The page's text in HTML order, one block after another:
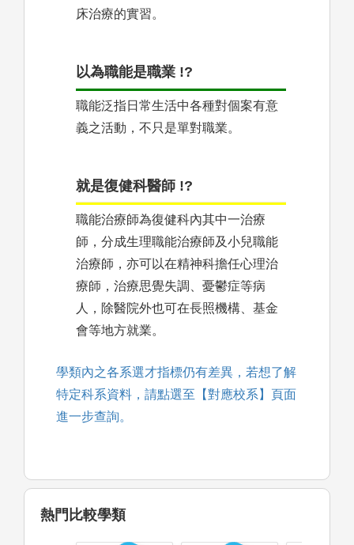
床治療的實習。
以為職能是職業 !?
職能泛指日常生活中各種對個案有意
義之活動，不只是單對職業。
就是復健科醫師 !?
職能治療師為復健科內其中一治療
師，分成生理職能治療師及小兒職能
治療師，亦可以在精神科擔任心理治
療師，治療思覺失調、憂鬱症等病
人，除醫院外也可在長照機構、基金
會等地方就業。
學類內之各系選才指標仍有差異，若想了解
特定科系資料，請點選至【對應校系】頁面
進一步查詢。
熱門比較學類